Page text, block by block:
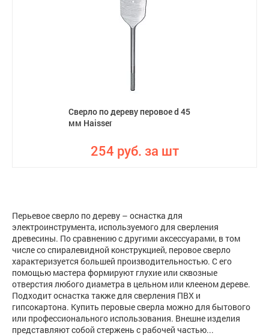
Сверло по дереву перовое d 45
мм Haisser
254 руб. за шт
Перьевое сверло по дереву – оснастка для
электроинструмента, используемого для сверления
древесины. По сравнению с другими аксессуарами, в том
числе со спиралевидной конструкцией, перовое сверло
характеризуется большей производительностью. С его
помощью мастера формируют глухие или сквозные
отверстия любого диаметра в цельном или клееном дереве.
Подходит оснастка также для сверления ПВХ и
гипсокартона. Купить перовые сверла можно для бытового
или профессионального использования. Внешне изделия
представляют собой стержень с рабочей частью...